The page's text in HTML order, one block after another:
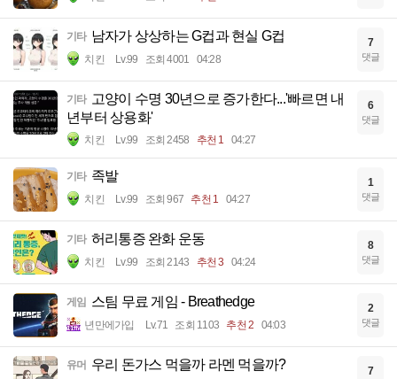
기타 남자가 상상하는 G컵과 현실 G컵
치킨 Lv.99 조회 4001 04:28
7
댓글
기타 고양이 수명 30년으로 증가한다...'빠르면 내
년부터 상용화'
치킨 Lv.99 조회 2458 추천 1 04:27
6
댓글
기타 족발
치킨 Lv.99 조회 967 추천 1 04:27
1
댓글
기타 허리통증 완화 운동
치킨 Lv.99 조회 2143 추천 3 04:24
8
댓글
게임 스팀 무료 게임 - Breathedge
년만에가입 Lv.71 조회 1103 추천 2 04:03
2
댓글
유머 우리 돈가스 먹을까 라멘 먹을까? 7